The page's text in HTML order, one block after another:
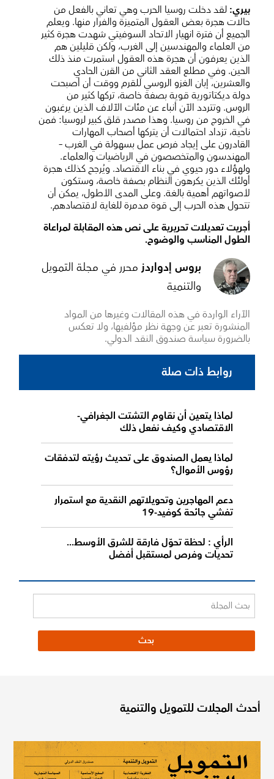
بيري:لقد دخلت روسيا الحرب وهي تعاني بالفعل من
حالات هجرة بعض العقول المتميزة والفرار منها. ويعلم
الجميع أن فترة انهيار الاتحاد السوفيتي شهدت هجرة كثير
من العلماء والمهندسين إلى الغرب، ولكن قليلين هم
الذين يعرفون أن هجرة هذه العقول استمرت منذ ذلك
الحين. وفي مطلع العقد الثاني من القرن الحادي
والعشرين، إبان الغزو الروسي للقرم ووقت أن أصبحت
دولة ديكتاتورية قوية بصفة خاصة، تركها كثير من
الروس. وتتردد الآن أنباء عن مئات الآلاف الذين يرغبون
في الخروج من روسيا. وهذا مصدر قلق كبير لروسيا: فمن
ناحية، تزداد احتمالات أن يتركها أصحاب المهارات
القادرون على إيجاد فرص عمل بسهولة في الغرب –
المهندسون والمتخصصون في الرياضيات والعلماء.
ولهؤلاء دور حيوي في بناء الاقتصاد. ويُرجح كذلك هجرة
أولئك الذين يكرهون النظام بصفة خاصة، وستكون
لأصواتهم أهمية بالغة. وعلى المدى الأطول، يمكن أن
تتحول هذه الحرب إلى قوة مدمرة للغاية لاقتصادهم.
أجريت تعديلات تحريرية على نص هذه المقابلة لمراعاة
الطول المناسب والوضوح.
بروس إدواردزمحرر في مجلة التمويل
والتنمية
الآراء الواردة في هذه المقالات وغيرها من المواد
المنشورة تعبر عن وجهة نظر مؤلفيها، ولا تعكس
بالضرورة سياسة صندوق النقد الدولي.
روابط ذات صلة
لماذا يتعين أن نقاوم التشتت الجغرافي-
الاقتصادي وكيف نفعل ذلك
لماذا يعمل الصندوق على تحديث رؤيته لتدفقات
رؤوس الأموال؟
دعم المهاجرين وتحويلاتهم النقدية مع استمرار
تفشي جائحة كوفيد-19
الرأي : لحظة تحوّل فارقة للشرق الأوسط...
تحديات وفرص لمستقبل أفضل
أحدث المجلات للتمويل والتنمية